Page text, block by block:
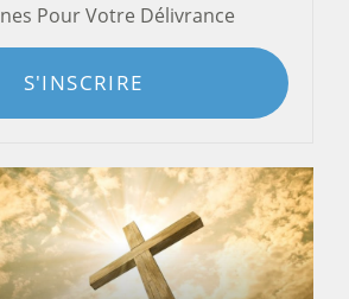
Pour Votre Délivrance
S'INSCRIRE